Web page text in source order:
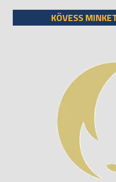
KÖVESS